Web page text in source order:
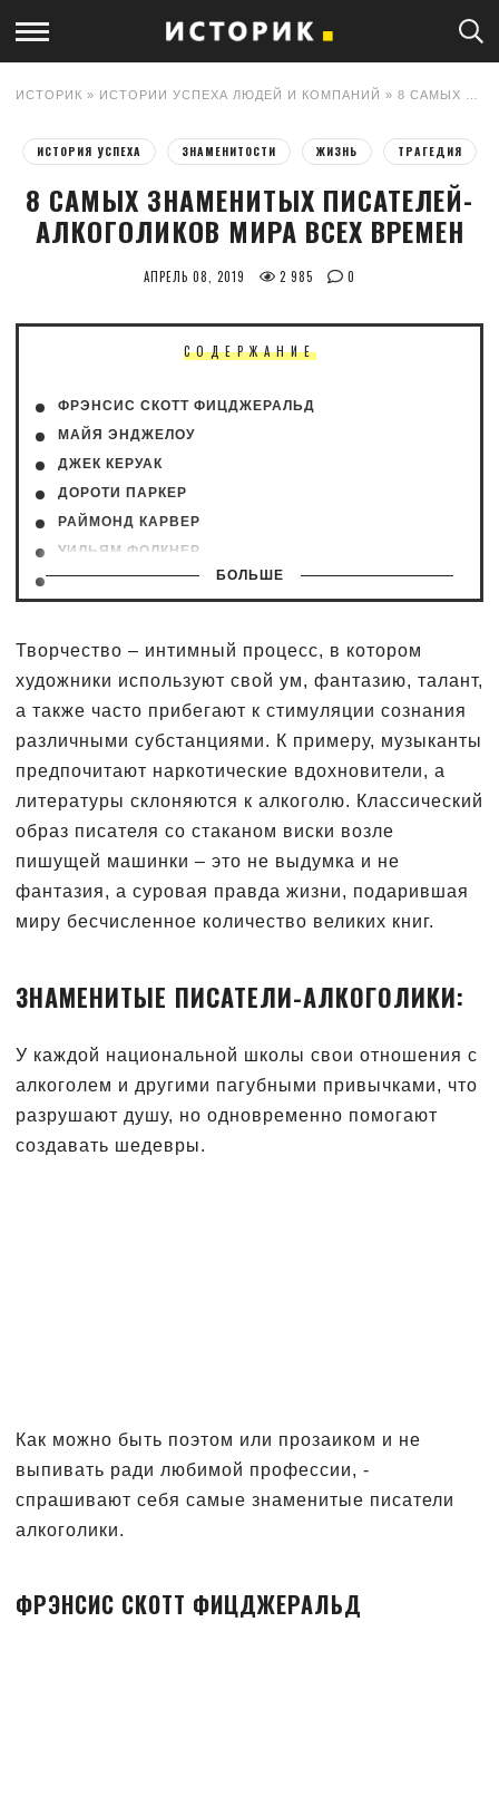
ИСТОРИК » ИСТОРИИ УСПЕХА ЛЮДЕЙ И КОМПАНИЙ » 8 САМЫХ ЗНАМЕНИТЫХ ПИСАТЕЛЕЙ-АЛКОГОЛИКОВ МИРА ВСЕХ ВРЕМЕН
ИСТОРИЯ УСПЕХА ЗНАМЕНИТОСТИ ЖИЗНЬ ТРАГЕДИЯ
8 САМЫХ ЗНАМЕНИТЫХ ПИСАТЕЛЕЙ-
АЛКОГОЛИКОВ МИРА ВСЕХ ВРЕМЕН
АПРЕЛЬ 08, 2019 2 985 0
СОДЕРЖАНИЕ
ФРЭНСИС СКОТТ ФИЦДЖЕРАЛЬД
МАЙЯ ЭНДЖЕЛОУ
ДЖЕК КЕРУАК
ДОРОТИ ПАРКЕР
РАЙМОНД КАРВЕР
УИЛЬЯМ ФОЛКНЕР
ЭРНЕСТ ХЕМИНГУЭЙБОЛЬШЕ
Творчество – интимный процесс, в котором
художники используют свой ум, фантазию, талант,
а также часто прибегают к стимуляции сознания
различными субстанциями. К примеру, музыканты
предпочитают наркотические вдохновители, а
литературы склоняются к алкоголю. Классический
образ писателя со стаканом виски возле
пишущей машинки – это не выдумка и не
фантазия, а суровая правда жизни, подарившая
миру бесчисленное количество великих книг.
ЗНАМЕНИТЫЕ ПИСАТЕЛИ-АЛКОГОЛИКИ:
У каждой национальной школы свои отношения с
алкоголем и другими пагубными привычками, что
разрушают душу, но одновременно помогают
создавать шедевры.
Как можно быть поэтом или прозаиком и не
выпивать ради любимой профессии, -
спрашивают себя самые знаменитые писатели
алкоголики.
ФРЭНСИС СКОТТ ФИЦДЖЕРАЛЬД